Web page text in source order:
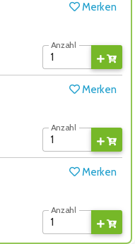
Merken
Anzahl
Merken
Anzahl
Merken
Anzahl